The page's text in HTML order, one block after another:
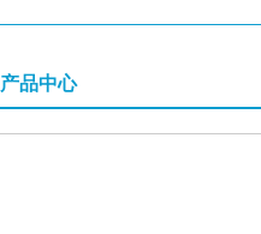
产品中心